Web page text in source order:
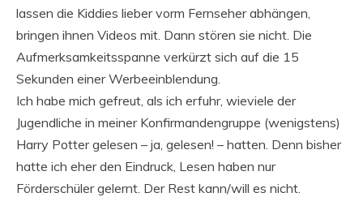
lassen die Kiddies lieber vorm Fernseher abhängen,
bringen ihnen Videos mit. Dann stören sie nicht. Die
Aufmerksamkeitsspanne verkürzt sich auf die 15
Sekunden einer Werbeeinblendung.
Ich habe mich gefreut, als ich erfuhr, wieviele der
Jugendliche in meiner Konfirmandengruppe (wenigstens)
Harry Potter gelesen – ja, gelesen! – hatten. Denn bisher
hatte ich eher den Eindruck, Lesen haben nur
Förderschüler gelernt. Der Rest kann/will es nicht.